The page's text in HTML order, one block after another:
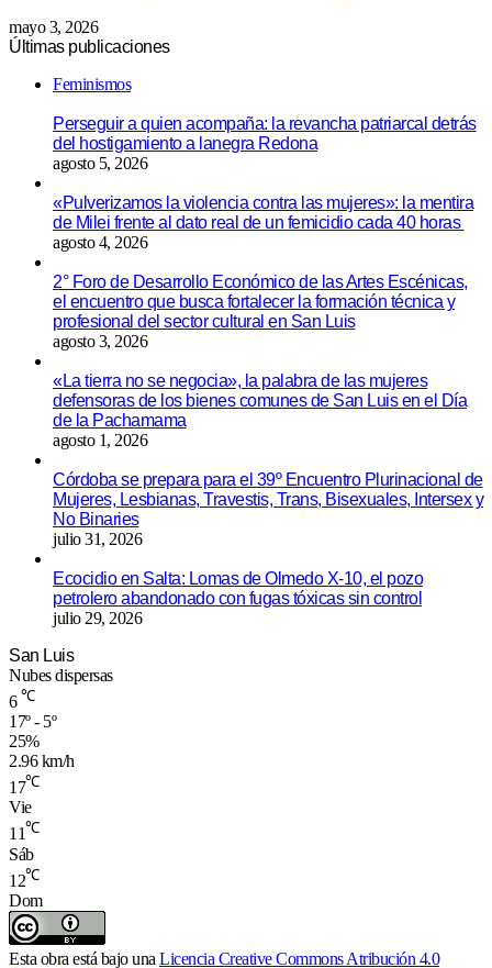
mayo 3, 2026
Últimas publicaciones
Feminismos
Perseguir a quien acompaña: la revancha patriarcal detrás
del hostigamiento a lanegra Redona
agosto 5, 2026
«Pulverizamos la violencia contra las mujeres»: la mentira
de Milei frente al dato real de un femicidio cada 40 horas
agosto 4, 2026
2° Foro de Desarrollo Económico de las Artes Escénicas,
el encuentro que busca fortalecer la formación técnica y
profesional del sector cultural en San Luis
agosto 3, 2026
«La tierra no se negocia», la palabra de las mujeres
defensoras de los bienes comunes de San Luis en el Día
de la Pachamama
agosto 1, 2026
Córdoba se prepara para el 39º Encuentro Plurinacional de
Mujeres, Lesbianas, Travestis, Trans, Bisexuales, Intersex y
No Binaries
julio 31, 2026
Ecocidio en Salta: Lomas de Olmedo X-10, el pozo
petrolero abandonado con fugas tóxicas sin control
julio 29, 2026
San Luis
Nubes dispersas
6 ℃
17º - 5º
25%
2.96 km/h
17℃
Vie
11℃
Sáb
12℃
Dom
Esta obra está bajo una Licencia Creative Commons Atribución 4.0